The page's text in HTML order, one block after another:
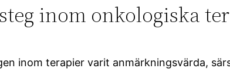
inom onkologiska
inom terapier varit anmärkningsvärda,